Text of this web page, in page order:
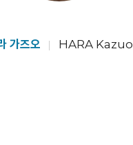
가즈오 HARA Kazuo